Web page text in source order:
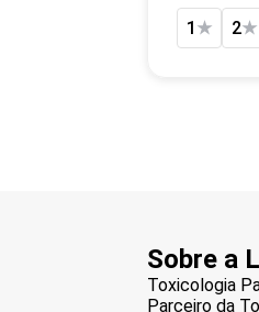
1 ★ 2★
Sobre a
Toxicologia
Parceiro da